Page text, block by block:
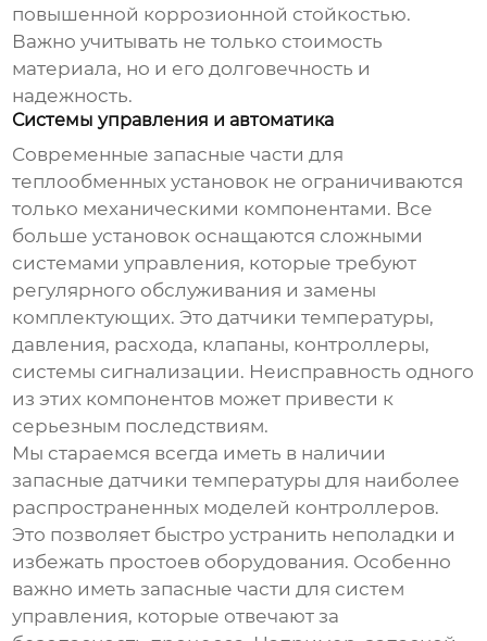
повышенной коррозионной стойкостью.
Важно учитывать не только стоимость
материала, но и его долговечность и
надежность.
Системы управления и автоматика
Современныезапасные части для
теплообменных установок не ограничиваются
только механическими компонентами. Все
больше установок оснащаются сложными
системами управления, которые требуют
регулярного обслуживания и замены
комплектующих. Это датчики температуры,
давления, расхода, клапаны, контроллеры,
системы сигнализации. Неисправность одного
из этих компонентов может привести к
серьезным последствиям.
Мы стараемся всегда иметь в наличии
запасные датчики температуры для наиболее
распространенных моделей контроллеров.
Это позволяет быстро устранить неполадки и
избежать простоев оборудования. Особенно
важно иметь запасные части для систем
управления, которые отвечают за